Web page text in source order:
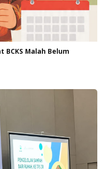
BCKS Malah Belum